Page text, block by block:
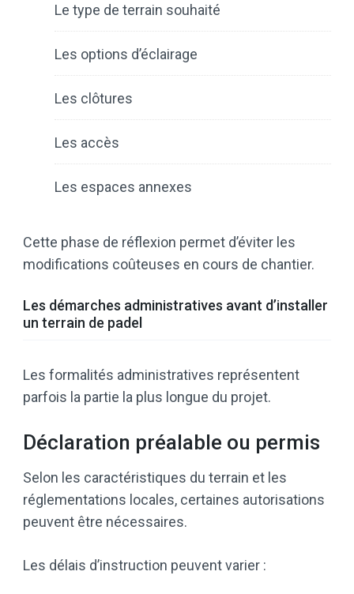
Le type de terrain souhaité
Les options d’éclairage
Les clôtures
Les accès
Les espaces annexes
Cette phase de réflexion permet d’éviter les
modifications coûteuses en cours de chantier.
Les démarches administratives avant d’installer
un terrain de padel
Les formalités administratives représentent
parfois la partie la plus longue du projet.
Déclaration préalable ou permis
Selon les caractéristiques du terrain et les
réglementations locales, certaines autorisations
peuvent être nécessaires.
Les délais d’instruction peuvent varier :